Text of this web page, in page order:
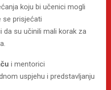
koju bi učenici mogli
se prisjećati
su učinili mali korak za
i mentorici
uspjehu i predstavljanju